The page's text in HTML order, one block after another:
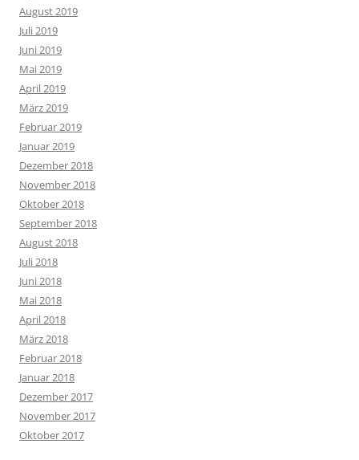
August 2019
Juli 2019
Juni 2019
Mai 2019
April 2019
März 2019
Februar 2019
Januar 2019
Dezember 2018
November 2018
Oktober 2018
September 2018
August 2018
Juli 2018
Juni 2018
Mai 2018
April 2018
März 2018
Februar 2018
Januar 2018
Dezember 2017
November 2017
Oktober 2017